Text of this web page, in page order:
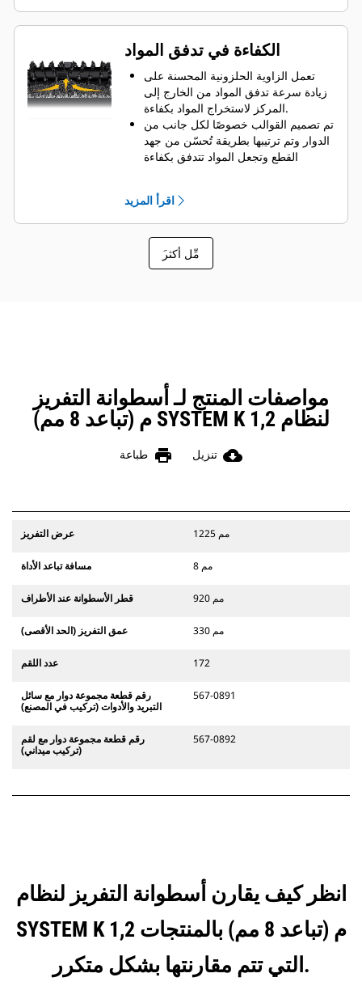
الكفاءة في تدفق المواد
تعمل الزاوية الحلزونية المحسنة على
زيادة سرعة تدفق المواد من الخارج إلى
المركز لاستخراج المواد بكفاءة.
تم تصميم القوالب خصوصًا لكل جانب من
الدوار وتم ترتيبها بطريقة تُحسّن من جهد
القطع وتجعل المواد تتدفق بكفاءة
لضمان أقصى قدرة على إخراج المواد من
ويقلل تصميم الدوار من تآكل المكونات
من خلال سرعة إزالة المواد من غرفة
القطع، مما يسهم في الحد من مقاومة
السحب، وتحسين الكفاءة العامة للماكينة
اقرأ المزيد
َمِّل أكثر
مواصفات المنتج لـ أسطوانة التفريز
لنظام SYSTEM K 1,2 م (تباعد 8 مم)
cloud_download تنزيل print طباعة
عرض التفريز 1225 مم
مسافة تباعد الأداة 8 مم
قطر الأسطوانة عند الأطراف 920 مم
عمق التفريز (الحد الأقصى) 330 مم
عدد اللقم 172
رقم قطعة مجموعة دوار مع سائل
التبريد والأدوات (تركيب في المصنع)
567-0891
رقم قطعة مجموعة دوار مع لقم
(تركيب ميداني)
567-0892
انظر كيف يقارن أسطوانة التفريز لنظام
SYSTEM K 1,2 م (تباعد 8 مم) بالمنتجات
التي تتم مقارنتها بشكل متكرر.